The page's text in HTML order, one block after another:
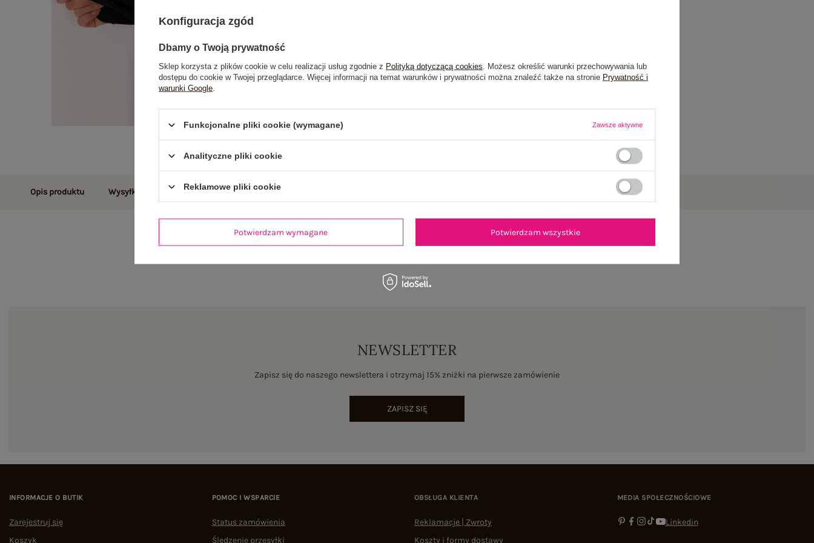
Opis produktu Wysyłka i dostawa Zwroty i reklamacje
NEWSLETTER
Zapisz się do naszego newslettera i otrzymaj 15% zniżki na pierwsze zamówienie
ZAPISZ SIĘ
INFORMACJE O BUTIK
Zarejestruj się
Koszyk
POMOC I WSPARCIE
Status zamówienia
Śledzenie przesyłki
OBSŁUGA KLIENTA
Reklamacje | Zwroty
Koszty i formy dostawy
MEDIA SPOŁECZNOŚCIOWE
Linkedin
Konfiguracja zgód
Dbamy o Twoją prywatność
Sklep korzysta z plików cookie w celu realizacji usług zgodnie z Polityką dotyczącą cookies . Możesz określić warunki przechowywania lub
dostępu do cookie w Twojej przeglądarce. Więcej informacji na temat warunków i prywatności można znaleźć także na stronie Prywatność i
warunki Google
Funkcjonalne pliki cookie (wymagane) Zawsze aktywne
Analityczne pliki cookie
Reklamowe pliki cookie
Potwierdzam wymagane Potwierdzam wszystkie